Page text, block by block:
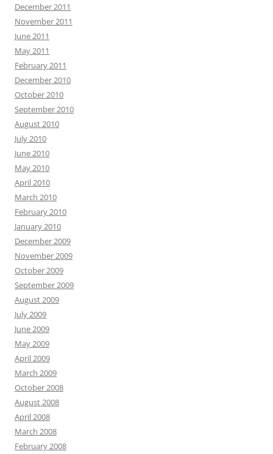
December 2011
November 2011
June 2011
May 2011
February 2011
December 2010
October 2010
September 2010
August 2010
July 2010
June 2010
May 2010
April 2010
March 2010
February 2010
January 2010
December 2009
November 2009
October 2009
September 2009
August 2009
July 2009
June 2009
May 2009
April 2009
March 2009
October 2008
August 2008
April 2008
March 2008
February 2008